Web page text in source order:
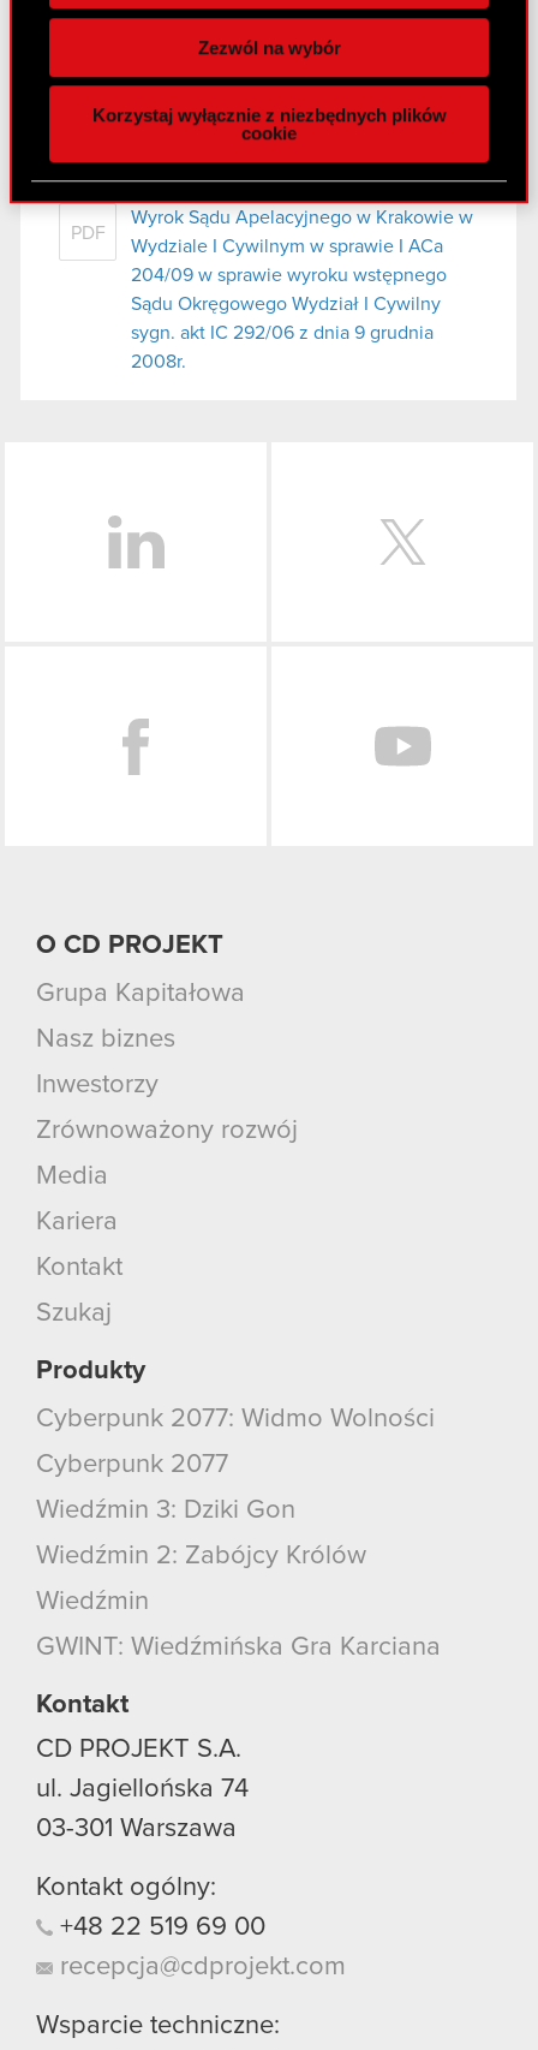
funkcje społecznościowe i analizować ruch w
naszej witrynie. Informacje o tym, jak korzystasz
z naszej witryny, udostępniamy partnerom
Partnerzy mogą połączyć te informacje z innymi
danymi otrzymanymi od Ciebie lub uzyskanymi
podczas korzystania z ich usług. Kontynuując
korzystanie z naszej witryny, zgadasz się na
używanie plików cookie.
Zezwól na wybór
Korzystaj wyłącznie z niezbędnych plików
cookie
Raport bieżący nr 14/2009
PDF
Wyrok Sądu Apelacyjnego w Krakowie w
Wydziale I Cywilnym w sprawie I ACa
204/09 w sprawie wyroku wstępnego
Sądu Okręgowego Wydział I Cywilny
sygn. akt IC 292/06 z dnia 9 grudnia
2008r.
O CD PROJEKT
Grupa Kapitałowa
Nasz biznes
Inwestorzy
Zrównoważony rozwój
Media
Kariera
Kontakt
Szukaj
Produkty
Cyberpunk 2077: Widmo Wolności
Cyberpunk 2077
Wiedźmin 3: Dziki Gon
Wiedźmin 2: Zabójcy Królów
Wiedźmin
GWINT: Wiedźmińska Gra Karciana
Kontakt
CD PROJEKT S.A.
ul. Jagiellońska 74
03-301 Warszawa
Kontakt ogólny:
+48 22 519 69 00
recepcja@cdprojekt.com
Wsparcie techniczne: